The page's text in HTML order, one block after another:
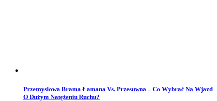
Przemysłowa Brama Łamana Vs. Przesuwna – Co Wybrać Na Wjazd
O Dużym Natężeniu Ruchu?